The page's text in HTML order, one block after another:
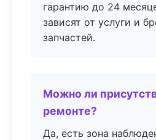
гарантию до 24
зависят от услуги и
запчастей.
Можно ли
ремонте?
Да, есть зона